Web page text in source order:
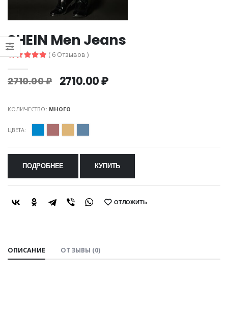
SHEIN Men Jeans
( 6 Отзывов )
2710.00 ₽ 2710.00 ₽
КОЛИЧЕСТВО: МНОГО
ЦВЕТА:
ПОДРОБНЕЕ КУПИТЬ
SHARE: ОТЛОЖИТЬ
ОПИСАНИЕ ОТЗЫВЫ (0)